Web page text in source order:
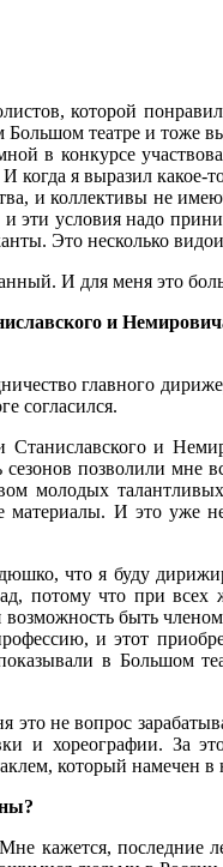
которой
театре и тоже
в конкурсе
я выразил какое-
и коллективы не
эти условия надо
Это несколько
И для меня это
и
главного
согласился.
и
позволили мне
молодых
И это уже
что я буду
потому что при всех
быть
и этот
в Большом
не вопрос
и хореографии. За
который намечен в
кажется, последние